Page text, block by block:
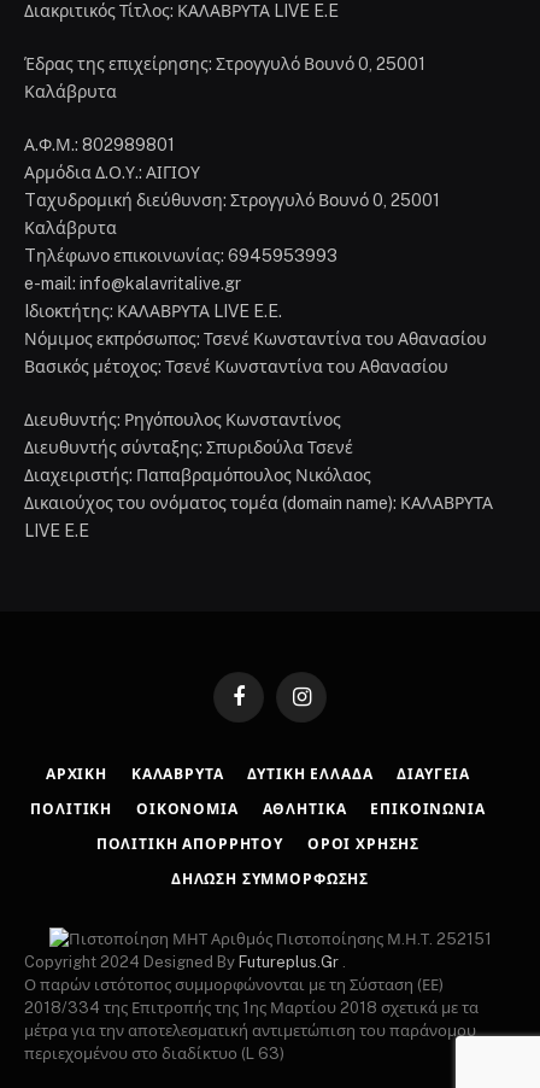
Διακριτικός Τίτλος: ΚΑΛΑΒΡΥΤΑ LIVE E.E
Έδρας της επιχείρησης: Στρογγυλό Βουνό 0, 25001
Καλάβρυτα
Α.Φ.Μ.: 802989801
Αρμόδια Δ.Ο.Υ.: ΑΙΓΙΟΥ
Tαχυδρομική διεύθυνση: Στρογγυλό Βουνό 0, 25001
Καλάβρυτα
Tηλέφωνο επικοινωνίας: 6945953993
e-mail: info@kalavritalive.gr
Iδιοκτήτης: ΚΑΛΑΒΡΥΤΑ LIVE E.E.
Νόμιμος εκπρόσωπος: Τσενέ Κωνσταντίνα του Αθανασίου
Βασικός μέτοχος: Τσενέ Κωνσταντίνα του Αθανασίου
Διευθυντής: Ρηγόπουλος Κωνσταντίνος
Διευθυντής σύνταξης: Σπυριδούλα Τσενέ
Διαχειριστής: Παπαβραμόπουλος Νικόλαος
Δικαιούχος του ονόματος τομέα (domain name): ΚΑΛΑΒΡΥΤΑ
LIVE E.E
FacebookInstagram
ΑΡΧΙΚΉ ΚΑΛΆΒΡΥΤΑ ΔΥΤΙΚΉ ΕΛΛΆΔΑ ΔΙΑΎΓΕΙΑ
ΠΟΛΙΤΙΚΉ ΟΙΚΟΝΟΜΊΑ ΑΘΛΗΤΙΚΆ ΕΠΙΚΟΙΝΩΝΊΑ
ΠΟΛΙΤΙΚΉ ΑΠΟΡΡΉΤΟΥ ΌΡΟΙ ΧΡΉΣΗΣ
ΔΉΛΩΣΗ ΣΥΜΜΌΡΦΩΣΗΣ
Αριθμός Πιστοποίησης Μ.Η.Τ. 252151
Copyright 2024 Designed By Futureplus.Gr .
Ο παρών ιστότοπος συμμορφώνονται με τη Σύσταση (ΕΕ)
2018/334 της Επιτροπής της 1ης Μαρτίου 2018 σχετικά με τα
μέτρα για την αποτελεσματική αντιμετώπιση του παράνομου
περιεχομένου στο διαδίκτυο (L 63)